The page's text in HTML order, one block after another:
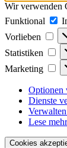
Wir verwenden
Funktional
Vorlieben
Statistiken
Marketing
Optionen
Dienste
Lese
Cookies